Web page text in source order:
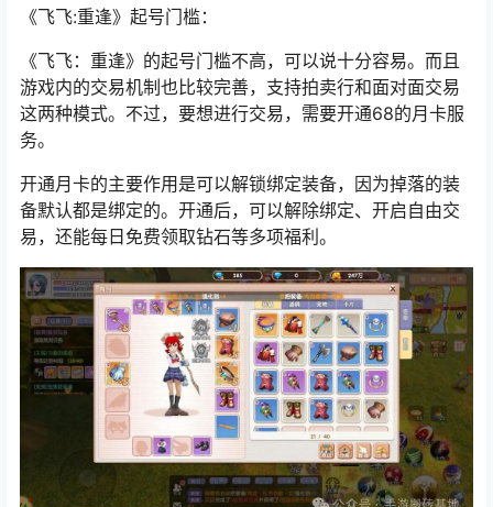
《飞飞:重逢》起号门槛：
《飞飞：重逢》的起号门槛不高，可以说十分容易。而且
游戏内的交易机制也比较完善，支持拍卖行和面对面交易
这两种模式。不过，要想进行交易，需要开通68的月卡服
务。
开通月卡的主要作用是可以解锁绑定装备，因为掉落的装
备默认都是绑定的。开通后，可以解除绑定、开启自由交
易，还能每日免费领取钻石等多项福利。